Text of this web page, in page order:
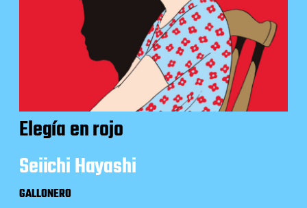
Elegía en rojo
Seiichi Hayashi
GALLONERO